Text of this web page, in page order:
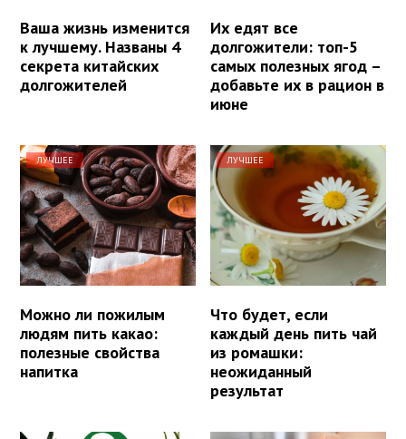
Ваша жизнь изменится
к лучшему. Названы 4
секрета китайских
долгожителей
Их едят все
долгожители: топ-5
самых полезных ягод –
добавьте их в рацион в
июне
ЛУЧШЕЕ
Можно ли пожилым
людям пить какао:
полезные свойства
напитка
ЛУЧШЕЕ
Что будет, если
каждый день пить чай
из ромашки:
неожиданный
результат